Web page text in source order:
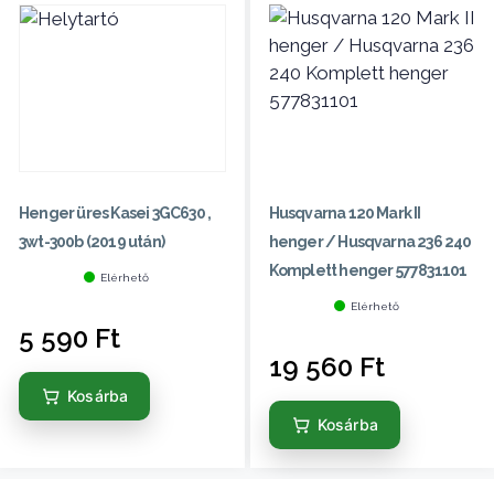
Henger üres Kasei 3GC630 ,
3wt-300b (2019 után)
Elérhető
5 590 Ft
Kosárba
Husqvarna 120 Mark II
henger / Husqvarna 236 240
Komplett henger 577831101
Elérhető
19 560 Ft
Kosárba